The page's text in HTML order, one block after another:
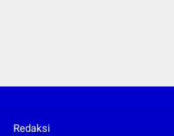
Redaksi